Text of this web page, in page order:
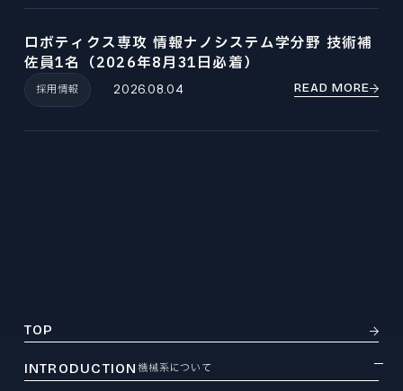
採用情報 2026.08.04
ロボティクス専攻 情報ナノシステム学分野 技術補
佐員1名（2026年8月31日必着）
READ MORE
TOP
INTRODUCTION 機械系について